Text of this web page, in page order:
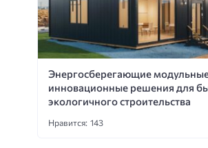
Энергосберегающие
инновационные решения для
экологичного строительства
Нравится: 143